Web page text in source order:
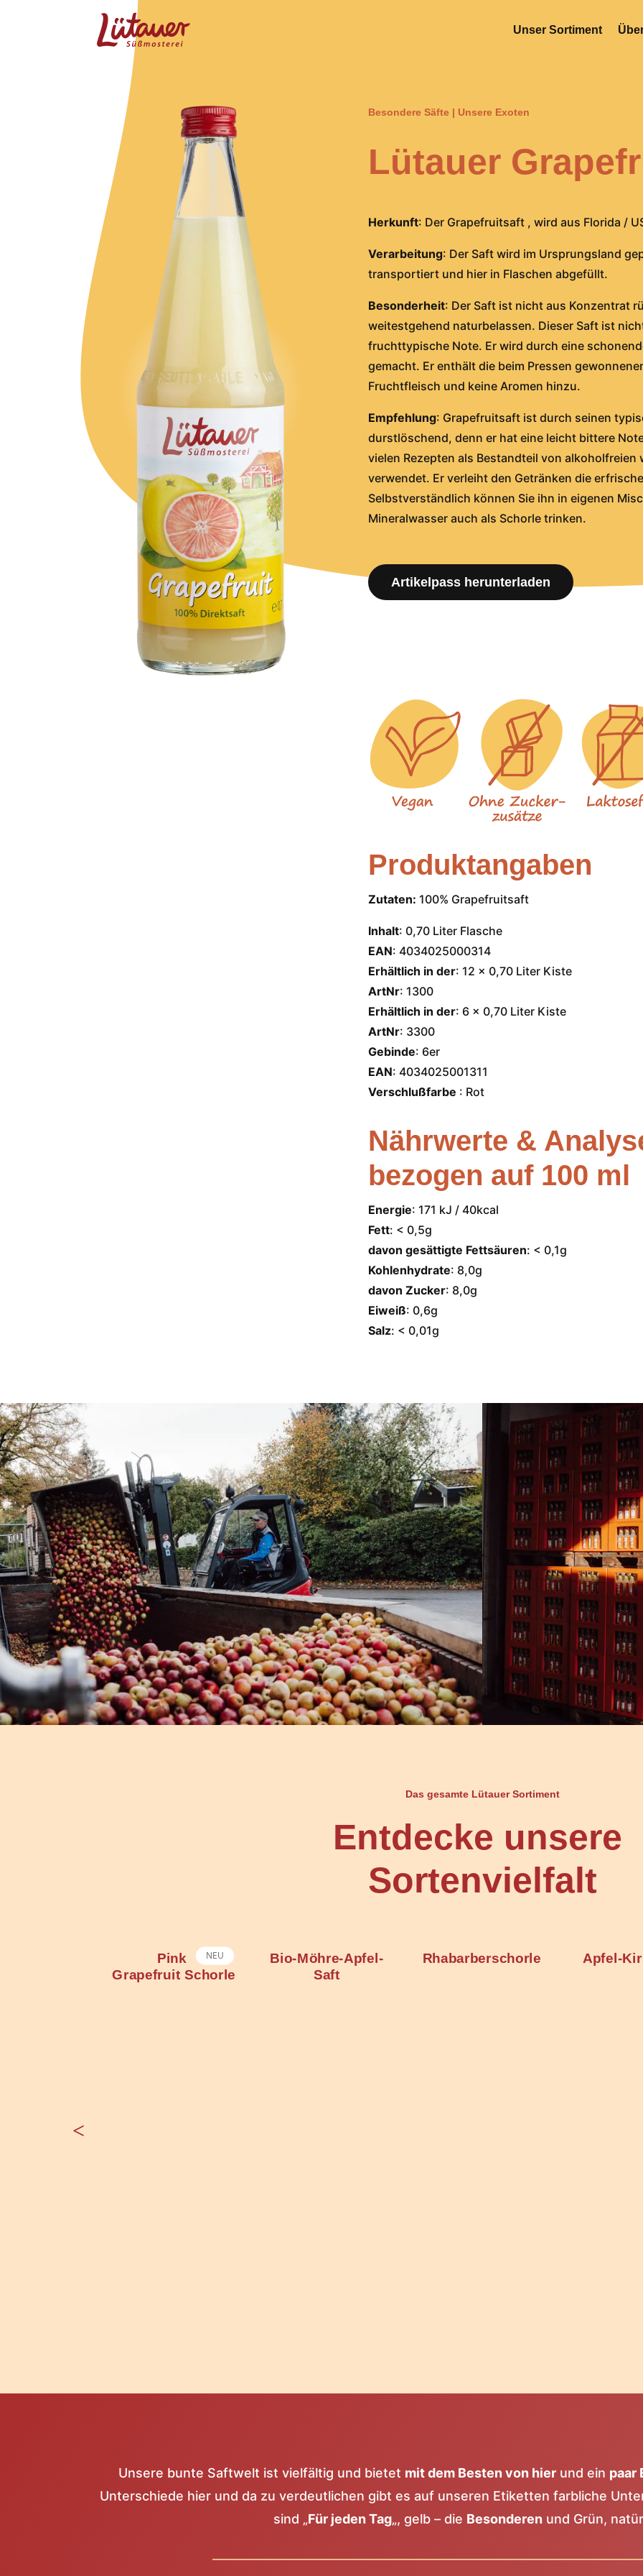
Unser Sortiment
Besondere Säfte| Unsere Exoten
Lütauer
Herkunft: Der Grapefruitsaft , wird aus Florida /
Verarbeitung: Der Saft wird im Ursprungsland
transportiert und hier in Flaschen abgefüllt.
Besonderheit: Der Saft ist nicht aus Konzentrat
weitestgehend naturbelassen. Dieser Saft ist
fruchttypische Note. Er wird durch eine
gemacht. Er enthält die beim Pressen
Fruchtfleisch und keine Aromen hinzu.
Empfehlung: Grapefruitsaft ist durch seinen
durstlöschend, denn er hat eine leicht bittere
vielen Rezepten als Bestandteil von
verwendet. Er verleiht den Getränken die
Selbstverständlich können Sie ihn in eigenen
Mineralwasser auch als Schorle trinken.
Artikelpass herunterladen
Produktangaben
Zutaten: 100% Grapefruitsaft
Inhalt: 0,70 Liter Flasche
EAN: 4034025000314
Erhältlich in der: 12 x 0,70 Liter Kiste
ArtNr: 1300
Erhältlich in der: 6 x 0,70 Liter Kiste
ArtNr: 3300
Gebinde: 6er
EAN: 4034025001311
Verschlußfarbe : Rot
Nährwerte &
bezogen auf 100 ml
Energie: 171 kJ / 40kcal
Fett: < 0,5g
davon gesättigte Fettsäuren: < 0,1g
Kohlenhydrate: 8,0g
davon Zucker: 8,0g
Eiweiß: 0,6g
Salz: < 0,01g
Das gesamte Lütauer Sortiment
Entdecke unsere
Sortenvielfalt
Bio-Möhre-Apfel-
Saft
Rhabarberschorle Apfel-Kirschsaft
Unsere bunte Saftwelt ist vielfältig und bietet mit dem Besten von hier und ein paar
Unterschiede hier und da zu verdeutlichen gibt es auf unseren Etiketten farbliche
sind „Für jeden Tag„, gelb – die Besonderen und Grün,